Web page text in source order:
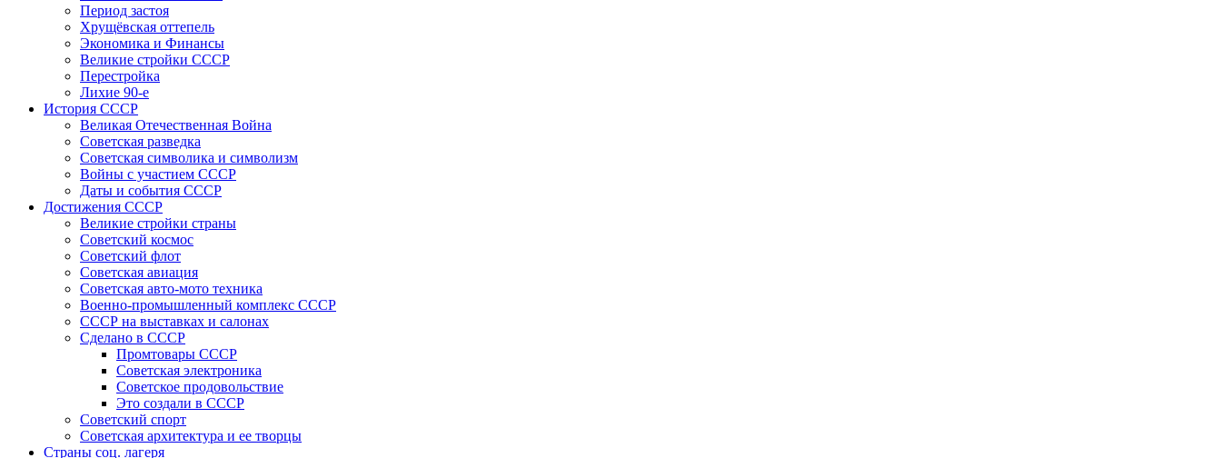
Период застоя
Хрущёвская оттепель
Экономика и Финансы
Великие стройки СССР
Перестройка
Лихие 90-е
История СССР
Великая Отечественная Война
Советская разведка
Советская символика и символизм
Войны с участием СССР
Даты и события СССР
Достижения СССР
Великие стройки страны
Советский космос
Советский флот
Советская авиация
Советская авто-мото техника
Военно-промышленный комплекс СССР
СССР на выставках и салонах
Сделано в СССР
Промтовары СССР
Советская электроника
Советское продовольствие
Это создали в СССР
Советский спорт
Советская архитектура и ее творцы
Страны соц. лагеря